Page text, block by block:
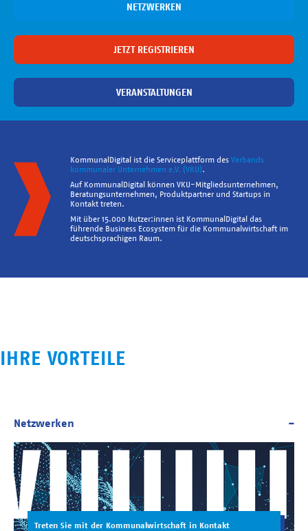
NETZWERKEN
JETZT REGISTRIEREN
VERANSTALTUNGEN
KommunalDigital ist die Serviceplattform des Verbands
kommunaler Unternehmen e.V. (VKU).
Auf KommunalDigital können VKU-Mitgliedsunternehmen,
Beratungsunternehmen, Produktpartner und Startups in
Kontakt treten.
Mit über 15.000 Nutzer:innen ist KommunalDigital das
führende Business Ecosystem für die Kommunalwirtschaft im
deutschsprachigen Raum.
IHRE VORTEILE
Treten Sie mit der Kommunalwirtschaft in Kontakt